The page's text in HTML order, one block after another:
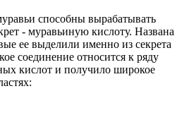
способны вырабатывать
- муравьиную кислоту. Названа
ее выделили именно из секрета
соединение относится к ряду
кислот и получило широкое